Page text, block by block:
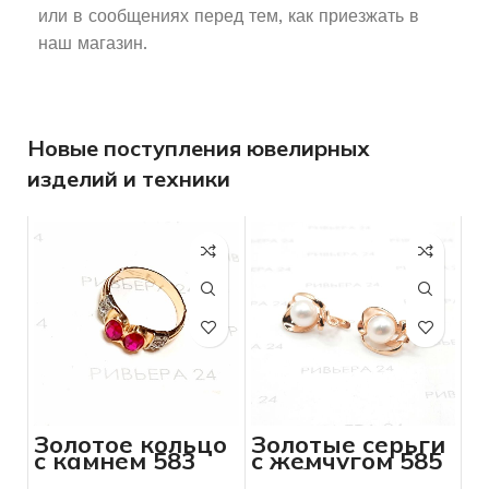
или в сообщениях перед тем, как приезжать в
наш магазин.
Новые поступления ювелирных
изделий и техники
Золотое кольцо
с камнем 583
пробы 3.81
Золотые серьги
с жемчугом 585
пробы 6,0 грамм